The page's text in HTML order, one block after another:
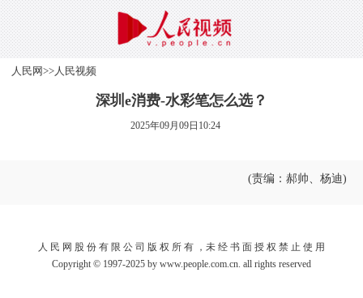
人民网>>人民视频
深圳e消费-水彩笔怎么选？
2025年09月09日10:24
(责编：郝帅、杨迪)
人 民 网 股 份 有 限 公 司 版 权 所 有 ，未 经 书 面 授 权 禁 止 使 用
Copyright © 1997-2025 by www.people.com.cn. all rights reserved